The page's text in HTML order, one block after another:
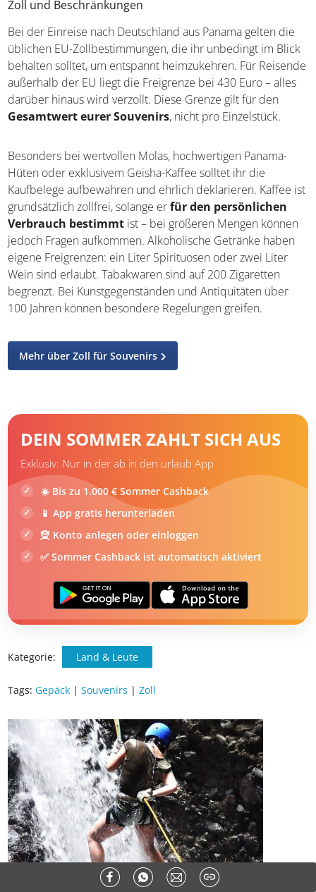
Hause bringen und noch lange an eure unvergessliche
Reise denken!
Zoll und Beschränkungen
Bei der Einreise nach Deutschland aus Panama gelten die
üblichen EU-Zollbestimmungen, die ihr unbedingt im
Reisende außerhalb der EU liegt die Freigrenze bei 430
Euro – alles darüber hinaus wird verzollt. Diese Grenze
gilt für den Gesamtwert eurer Souvenirs, nicht pro
Einzelstück.
Besonders bei wertvollen Molas, hochwertigen Panama-
Hüten oder exklusivem Geisha-Kaffee solltet ihr die
Kaufbelege aufbewahren und ehrlich deklarieren. Kaffee
ist grundsätzlich zollfrei, solange erfür den
persönlichen Verbrauch bestimmtist – bei größeren
Getränke haben eigene Freigrenzen: ein Liter Spirituosen
oder zwei Liter Wein sind erlaubt. Tabakwaren sind auf
200 Zigaretten begrenzt. Bei Kunstgegenständen und
DEIN SOMMER ZAHLT SICH AUS
Exklusiv: Nur in der ab in den urlaub App
☀️ Bis zu 1.000 € Sommer Cashback
📱 App gratis herunterladen
✅ Sommer Cashback ist automatisch aktiviert
Kategorie: Land & Leute
Tags:Gepäck|Souvenirs |Zoll